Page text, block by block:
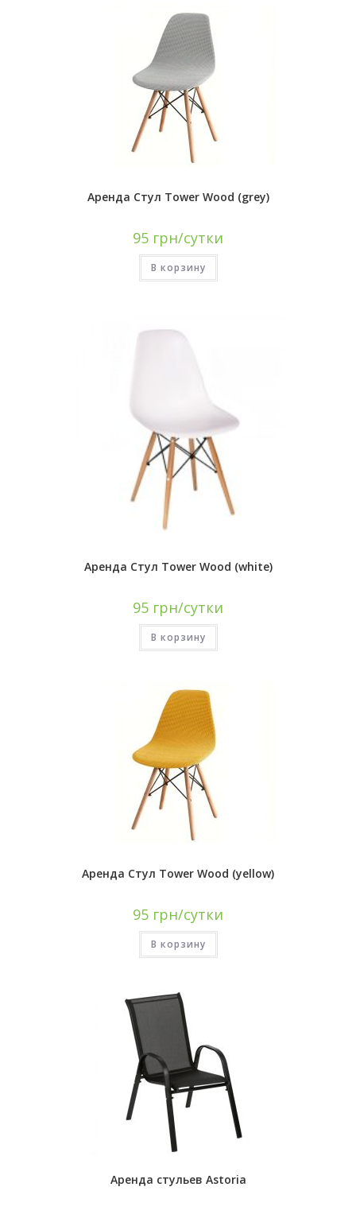
Аренда Стул Tower Wood (grey)
95 грн/сутки
В корзину
Аренда Стул Tower Wood (white)
95 грн/сутки
В корзину
Аренда Стул Tower Wood (yellow)
95 грн/сутки
В корзину
Аренда стульев Astoria